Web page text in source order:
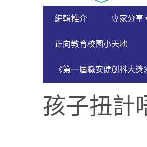
PRIMARY
NAVIGATION
編輯推介 專家分享
正向教育校園小天地
《第一屆職安健創科大獎》
孩子扭計